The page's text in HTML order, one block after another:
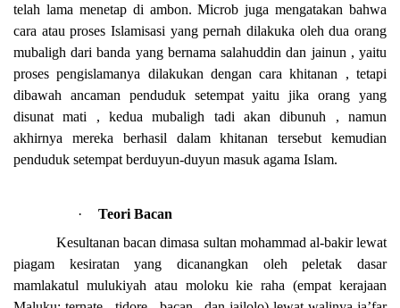
telah lama menetap di ambon. Microb juga mengatakan bahwa
cara atau proses Islamisasi yang pernah dilakuka oleh dua orang
mubaligh dari banda yang bernama salahuddin dan jainun , yaitu
proses pengislamanya dilakukan dengan cara khitanan , tetapi
dibawah ancaman penduduk setempat yaitu jika orang yang
disunat mati , kedua mubaligh tadi akan dibunuh , namun
akhirnya mereka berhasil dalam khitanan tersebut kemudian
penduduk setempat berduyun-duyun masuk agama Islam.
·
Teori Bacan
Kesultanan bacan dimasa sultan mohammad al-bakir lewat
piagam kesiratan yang dicanangkan oleh peletak dasar
mamlakatul mulukiyah atau moloku kie raha (empat kerajaan